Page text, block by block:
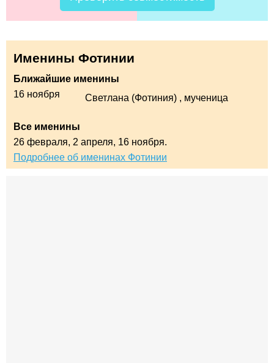
Именины Фотинии
Ближайшие именины
16 ноября
Светлана (Фотиния) , мученица
Все именины
26 февраля, 2 апреля, 16 ноября.
Подробнее об именинах Фотинии